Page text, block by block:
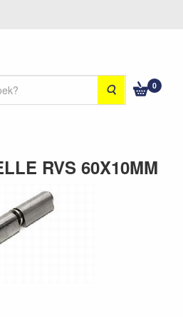
Zoeken 0
RVS 60X10MM